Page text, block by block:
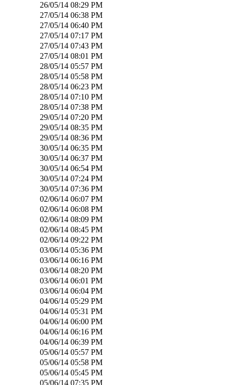
26/05/14 08:29 PM
27/05/14 06:38 PM
27/05/14 06:40 PM
27/05/14 07:17 PM
27/05/14 07:43 PM
27/05/14 08:01 PM
28/05/14 05:57 PM
28/05/14 05:58 PM
28/05/14 06:23 PM
28/05/14 07:10 PM
28/05/14 07:38 PM
29/05/14 07:20 PM
29/05/14 08:35 PM
29/05/14 08:36 PM
30/05/14 06:35 PM
30/05/14 06:37 PM
30/05/14 06:54 PM
30/05/14 07:24 PM
30/05/14 07:36 PM
02/06/14 06:07 PM
02/06/14 06:08 PM
02/06/14 08:09 PM
02/06/14 08:45 PM
02/06/14 09:22 PM
03/06/14 05:36 PM
03/06/14 06:16 PM
03/06/14 08:20 PM
03/06/14 06:01 PM
03/06/14 06:04 PM
04/06/14 05:29 PM
04/06/14 05:31 PM
04/06/14 06:00 PM
04/06/14 06:16 PM
04/06/14 06:39 PM
05/06/14 05:57 PM
05/06/14 05:58 PM
05/06/14 05:45 PM
05/06/14 07:35 PM